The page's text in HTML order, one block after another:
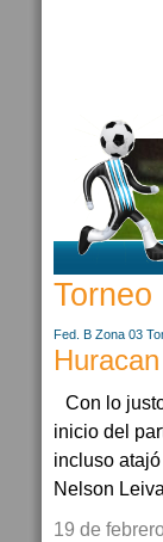
Fed. B Zona 03
Con lo
inicio del
incluso
Nelson
19 de